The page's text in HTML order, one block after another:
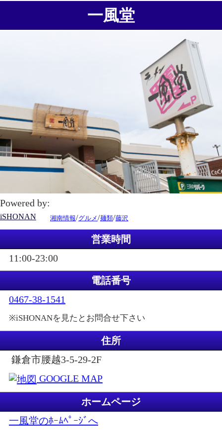
一風堂
Powered by:
iSHONAN 湘南情報/グルメ/麺類/藤沢
営業時間
11:00-23:00
電話番号
0467-38-1541
※iSHONANを見たとお問合せ下さい
住所
鎌倉市腰越3-5-29-2F
GOOGLE MAP
ホームページ
一風堂のﾎｰﾑﾍﾟｰｼﾞへ